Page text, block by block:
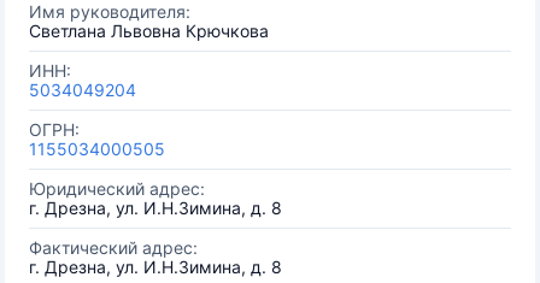
Имя руководителя:
Светлана Львовна Крючкова
ИНН:
5034049204
ОГРН:
1155034000505
Юридический адрес:
г. Дрезна, ул. И.Н.Зимина, д. 8
Фактический адрес:
г. Дрезна, ул. И.Н.Зимина, д. 8